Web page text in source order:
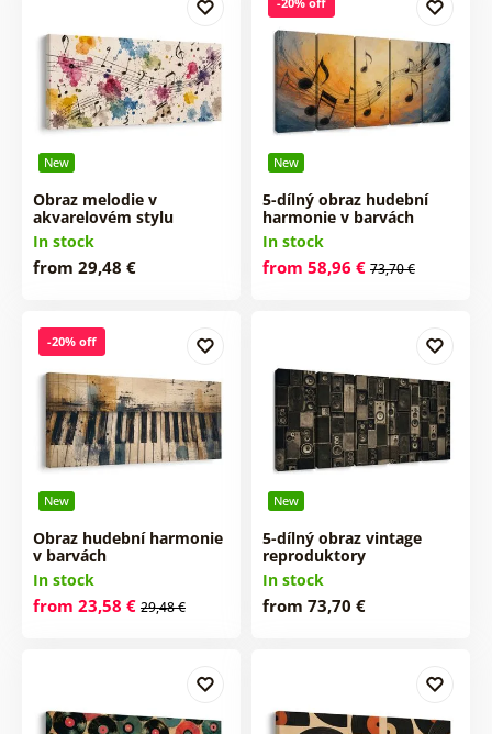
New
Obraz melodie v
akvarelovém stylu
In stock
from 29,48 €
New
5-dílný obraz hudební
harmonie v barvách
In stock
from 58,96 € 73,70 €
New
-20% off
Obraz hudební harmonie
v barvách
In stock
from 23,58 € 29,48 €
New
5-dílný obraz vintage
reproduktory
In stock
from 73,70 €